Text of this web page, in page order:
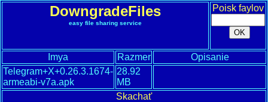
DowngradeFiles
easy file sharing service
Poisk faylov
Imya Razmer
Opisanie
Telegram+X+0.26.3.1674-
armeabi-v7a.apk
28.92
MB
Skachat'